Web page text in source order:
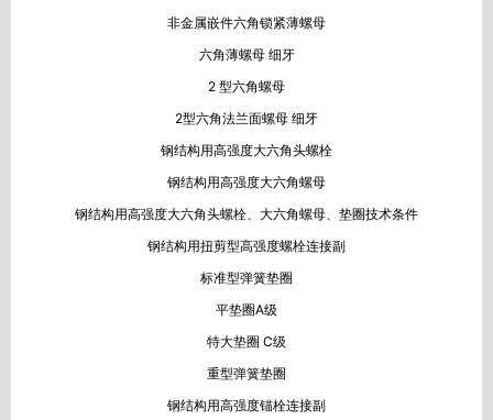
非金属嵌件六角锁紧薄螺母
六角薄螺母 细牙
2 型六角螺母
2型六角法兰面螺母 细牙
钢结构用高强度大六角头螺栓
钢结构用高强度大六角螺母
钢结构用高强度大六角头螺栓、大六角螺母、垫圈技术条件
钢结构用扭剪型高强度螺栓连接副
标准型弹簧垫圈
平垫圈A级
特大垫圈 C级
重型弹簧垫圈
钢结构用高强度锚栓连接副